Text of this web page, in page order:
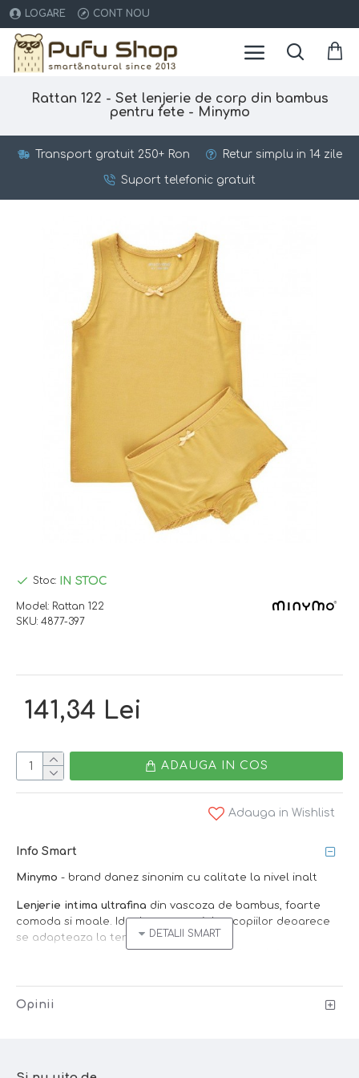
LOGARE CONT NOU
Rattan 122 - Set lenjerie de corp din bambus
pentru fete - Minymo
Transport gratuit 250+ Ron Retur simplu in 14 zile
Suport telefonic gratuit
141,34 Lei
Stoc: IN STOC
Model: Rattan 122
SKU: 4877-397
ADAUGA IN COS
Adauga in Wishlist
Info Smart
Minymo - brand danez sinonim cu calitate la nivel inalt
Lenjerie intima ultrafina din vascoza de bambus, foarte
comoda si moale. Ideala pentru pielea copiilor deoarece
se adapteaza la temperatura corpului,
Bambusul
departeaza umezeala de corp si faciliteaza cicatrizarea
Opinii